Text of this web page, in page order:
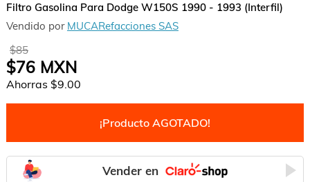
Filtro Gasolina Para Dodge W150S 1990 - 1993 (Interfil)
Vendido por MUCARefacciones SAS
$85
$76MXN
Ahorras $9.00
¡Producto AGOTADO!
Vender en